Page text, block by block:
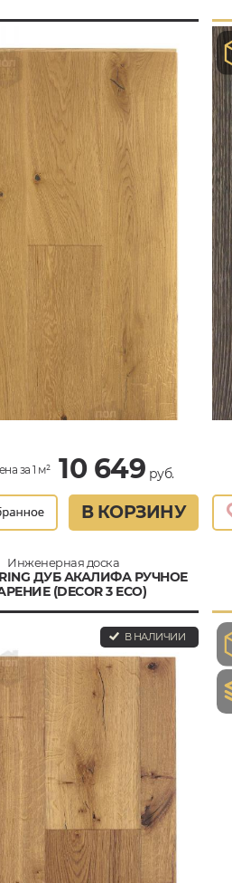
за 1 м² 10 649 руб.
В КОРЗИНУ
Инженерная доска
ДУБ АКАЛИФА РУЧНОЕ
(DECOR 3 ECO)
В НАЛИЧИИ